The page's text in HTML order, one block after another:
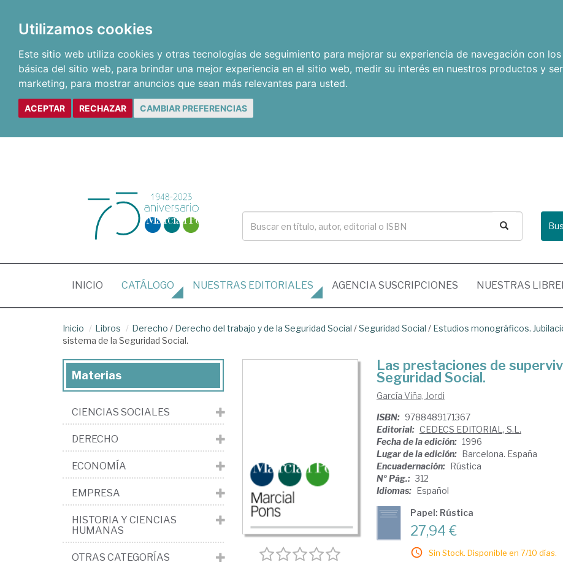
Utilizamos cookies
Este sitio web utiliza cookies y otras tecnologías de seguimiento para mejorar su experiencia de navegación con
básica del sitio web, para brindar una mejor experiencia en el sitio web, medir su interés en nuestros productos y
marketing, para mostrar anuncios que sean más relevantes para usted.
ACEPTAR RECHAZAR CAMBIAR PREFERENCIAS
INICIO (CURRENT)
CATÁLOGO NUESTRAS EDITORIALES AGENCIA SUSCRIPCIONES NUESTRAS
Inicio Libros Derecho / Derecho del trabajo y de la Seguridad Social /Seguridad Social / Estudios monográficos.
sistema de la Seguridad Social.
Las prestaciones de
Seguridad Social.
García Viña, Jordi
ISBN: 9788489171367
Editorial: CEDECS EDITORIAL, S.L.
Fecha de la edición: 1996
Lugar de la edición: Barcelona. España
Encuadernación: Rústica
Nº Pág.: 312
Idiomas: Español
Papel: Rústica
27,94 €
Sin Stock. Disponible en 7/10 días.
Materias
CIENCIAS SOCIALES
DERECHO
ECONOMÍA
EMPRESA
HISTORIA Y CIENCIAS
HUMANAS
OTRAS CATEGORÍAS